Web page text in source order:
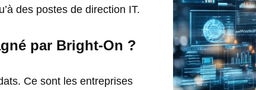
des postes de direction IT.
par Bright-On ?
Ce sont les entreprises